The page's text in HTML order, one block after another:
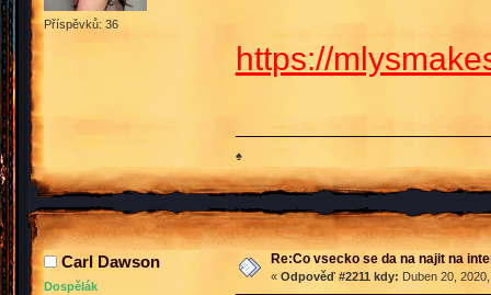
Příspěvků: 36
https://
♠
Carl Dawson
Dospělák
Re:Co vsecko se da na najit na
« Odpověď #2211 kdy: Duben 20,